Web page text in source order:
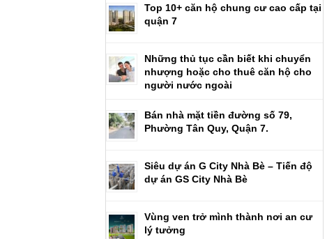
Top 10+ căn hộ chung cư cao cấp tại
quận 7
Những thủ tục cần biết khi chuyển
nhượng hoặc cho thuê căn hộ cho
người nước ngoài
Bán nhà mặt tiền đường số 79,
Phường Tân Quy, Quận 7.
Siêu dự án G City Nhà Bè – Tiến độ
dự án GS City Nhà Bè
Vùng ven trở mình thành nơi an cư
lý tưởng